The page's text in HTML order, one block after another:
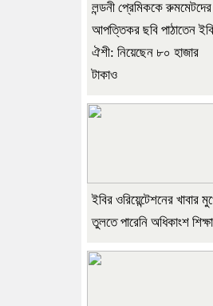
লন্ডনী প্রেমিককে রুমমেটদের
আপত্তিকর ছবি পাঠাতেন
ঐশী: নিয়েছেন ৮০ হাজার
টাকাও
ইবির ওরিয়েন্টেশনের খাবার
তুলতে পারেনি অধিকাংশ